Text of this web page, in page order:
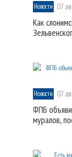
Новости 07
Как
Новости 07
ФПБ
муралов,